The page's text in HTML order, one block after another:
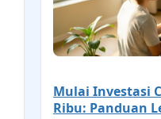
Mulai Investasi
Ribu: Panduan